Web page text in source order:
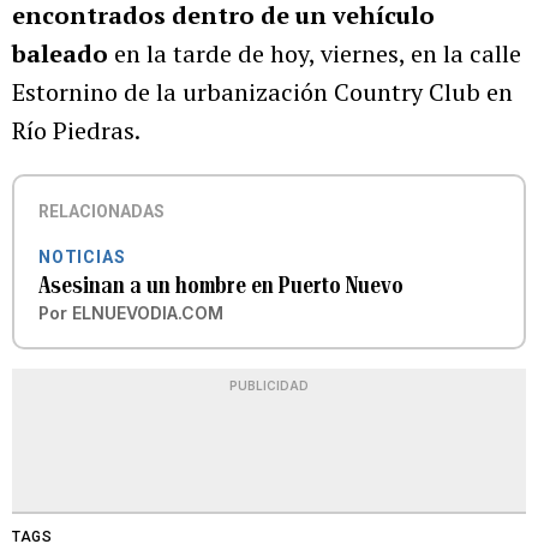
encontrados dentro de un vehículo
baleado en la tarde de hoy, viernes, en la calle
Estornino de la urbanización Country Club en
Río Piedras.
RELACIONADAS
NOTICIAS
Asesinan a un hombre en Puerto Nuevo
Por ELNUEVODIA.COM
PUBLICIDAD
TAGS